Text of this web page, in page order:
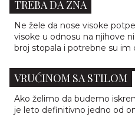
TREBA DA ZNA
Ne žele da nose visoke
visoke u odnosu na njihove
broj stopala i potrebne su im
VRUĆINOM SA STILOM
Ako želimo da budemo
je leto definitivno jedno od